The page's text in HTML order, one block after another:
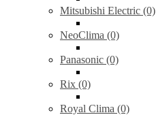
Mitsubishi Electric (0)
NeoClima (0)
Panasonic (0)
Rix (0)
Royal Clima (0)